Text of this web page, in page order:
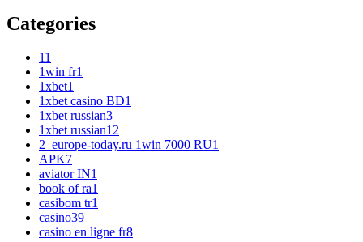
Categories
11
1win fr1
1xbet1
1xbet casino BD1
1xbet russian3
1xbet russian12
2_europe-today.ru 1win 7000 RU1
APK7
aviator IN1
book of ra1
casibom tr1
casino39
casino en ligne fr8